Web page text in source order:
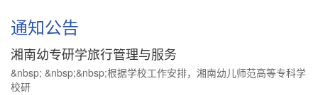
通知公告
湘南幼专研学旅行管理与服务
&nbsp; &nbsp;&nbsp;根据学校工作安排，湘南幼儿师范高等专科学
校研